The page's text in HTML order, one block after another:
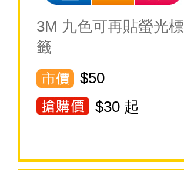
3M 九色可再貼螢光標
籤
$50
$30 起